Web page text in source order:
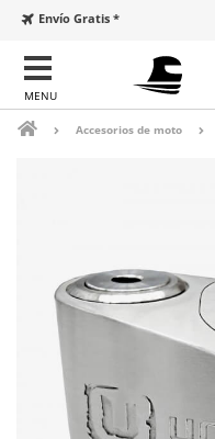
Envío Gratis *
Accesorios de moto